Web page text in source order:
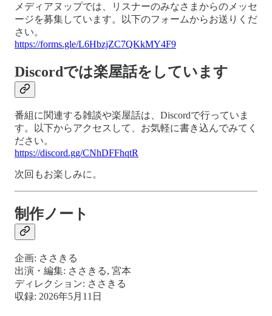
メディアヌップでは、リスナーのみなさまからのメッセ
ージを募集しています。以下のフォームからお送りくだ
さい。
https://forms.gle/L6HbzjZC7QKkMY4F9
Discordでは楽屋話をしています
番組に関連する雑談や楽屋話は、Discordで行っていま
す。以下からアクセスして、お気軽に書き込んでみてく
ださい。
https://discord.gg/CNhDFFhqtR
次回もお楽しみに。
制作ノート
企画: ささきる
出演・編集: ささきる, 宮本
ディレクション: ささきる
収録: 2026年5月11日